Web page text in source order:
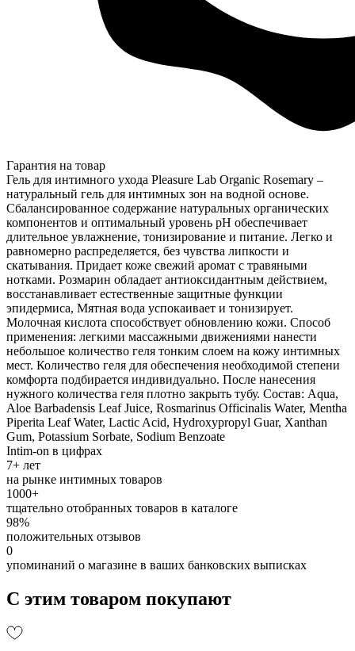
Гарантия на товар
Гель для интимного ухода Pleasure Lab Organic Rosemary –
натуральный гель для интимных зон на водной основе.
Сбалансированное содержание натуральных органических
компонентов и оптимальный уровень рН обеспечивает
длительное увлажнение, тонизирование и питание. Легко и
равномерно распределяется, без чувства липкости и
скатывания. Придает коже свежий аромат с травяными
нотками. Розмарин обладает антиоксидантным действием,
восстанавливает естественные защитные функции
эпидермиса, Мятная вода успокаивает и тонизирует.
Молочная кислота способствует обновлению кожи. Способ
применения: легкими массажными движениями нанести
небольшое количество геля тонким слоем на кожу интимных
мест. Количество геля для обеспечения необходимой степени
комфорта подбирается индивидуально. После нанесения
нужного количества геля плотно закрыть тубу. Состав: Aqua,
Aloe Barbadensis Leaf Juice, Rosmarinus Officinalis Water, Mentha
Piperita Leaf Water, Lactic Acid, Hydroxypropyl Guar, Xanthan
Gum, Potassium Sorbate, Sodium Benzoate
Intim-on в цифрах
7+ лет
на рынке интимных товаров
1000+
тщательно отобранных товаров в каталоге
98%
положительных отзывов
0
упоминаний о магазине в ваших банковских выписках
С этим товаром покупают